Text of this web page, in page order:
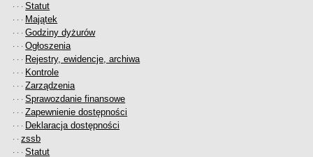
· · ·Statut
· · · Majątek
· · ·Godziny dyżurów
· · ·Ogłoszenia
· · · Rejestry, ewidencje, archiwa
· · · Kontrole
· · ·Zarządzenia
· · ·Sprawozdanie finansowe
· · ·Zapewnienie dostępności
· · · Deklaracja dostępności
· ·zssb
· · ·Statut